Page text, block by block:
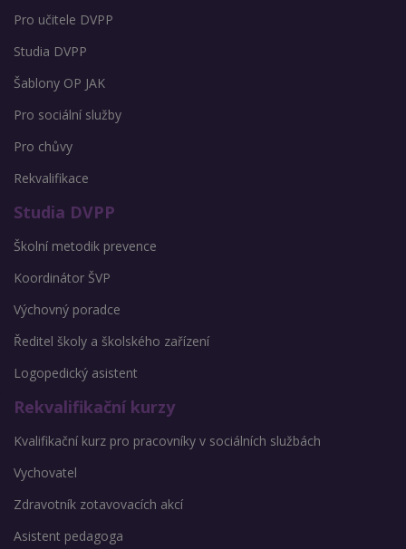
Pro učitele DVPP
Studia DVPP
Šablony OP JAK
Pro sociální služby
Pro chůvy
Rekvalifikace
Studia DVPP
Školní metodik prevence
Koordinátor ŠVP
Výchovný poradce
Ředitel školy a školského zařízení
Logopedický asistent
Rekvalifikační kurzy
Kvalifikační kurz pro pracovníky v sociálních službách
Vychovatel
Zdravotník zotavovacích akcí
Asistent pedagoga